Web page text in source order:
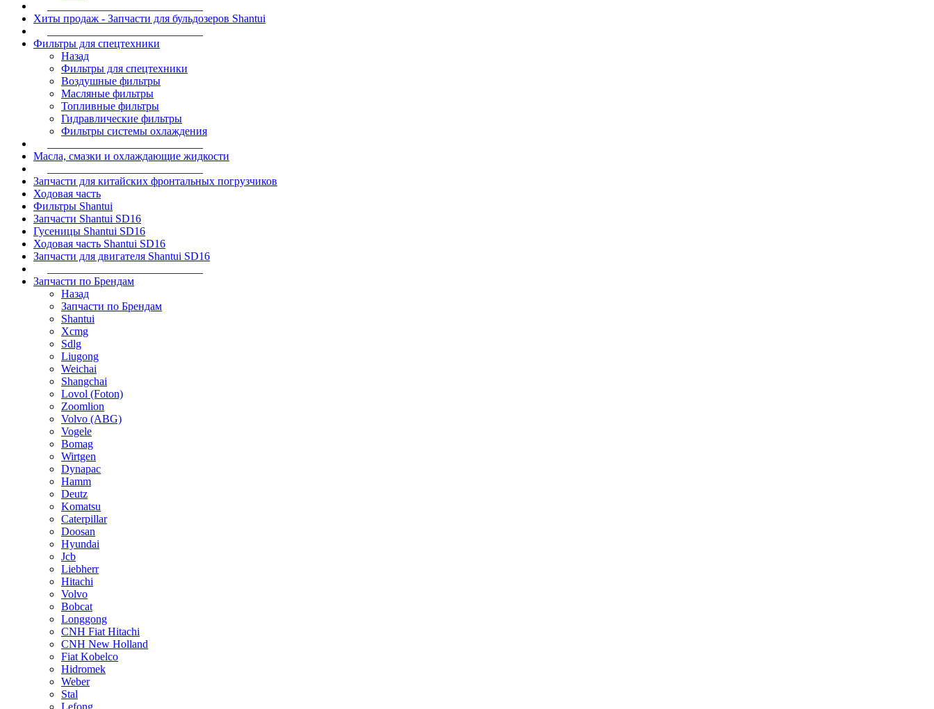
Хиты продаж - Запчасти для бульдозеров Shantui
Фильтры для спецтехники
Назад
Фильтры для спецтехники
Воздушные фильтры
Масляные фильтры
Топливные фильтры
Гидравлические фильтры
Фильтры системы охлаждения
Масла, смазки и охлаждающие жидкости
Запчасти для китайских фронтальных погрузчиков
Ходовая часть
Фильтры Shantui
Запчасти Shantui SD16
Гусеницы Shantui SD16
Ходовая часть Shantui SD16
Запчасти для двигателя Shantui SD16
Запчасти по Брендам
Назад
Запчасти по Брендам
Shantui
Xcmg
Sdlg
Liugong
Weichai
Shangchai
Lovol (Foton)
Zoomlion
Volvo (ABG)
Vogele
Bomag
Wirtgen
Dynapac
Hamm
Deutz
Komatsu
Caterpillar
Doosan
Hyundai
Jcb
Liebherr
Hitachi
Volvo
Bobcat
Longgong
CNH Fiat Hitachi
CNH New Holland
Fiat Kobelco
Hidromek
Weber
Stal
Lefong